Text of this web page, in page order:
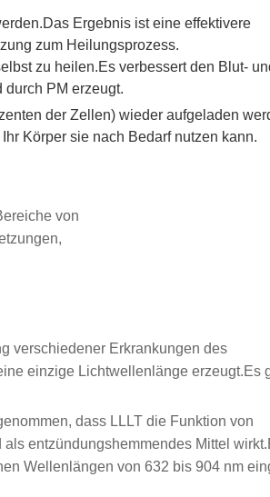
Ergebnis ist eine effektivere
zum Heilungsprozess.
zu heilen.Es verbessert den Blut-
PM erzeugt.
der Zellen) wieder aufgeladen
Körper sie nach Bedarf nutzen kann.
von
verschiedener Erkrankungen des
einzige Lichtwellenlänge erzeugt.Es
dass LLLT die Funktion von
entzündungshemmendes Mittel wirkt.
Wellenlängen von 632 bis 904 nm